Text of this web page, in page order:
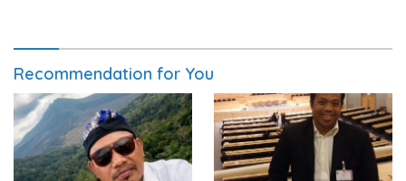
Recommendation for You